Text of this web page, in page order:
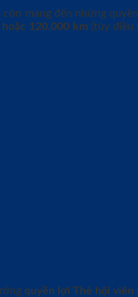
mang đến những
120.000 km(tùy điều
quyền lợi Thẻ hội viên